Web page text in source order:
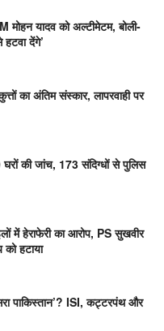
मोहन यादव को अल्टीमेटम, बोली-
देंगे’
का अंतिम संस्कार, लापरवाही पर
की जांच, 173 संदिग्धों से पुलिस
में हेराफेरी का आरोप, PS सुखवीर
हटाया
पाकिस्तान’? ISI, कट्टरपंथ और